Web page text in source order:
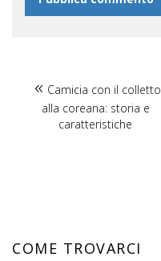
Camicia con il colletto
alla coreana: storia e
caratteristiche
COME TROVARCI